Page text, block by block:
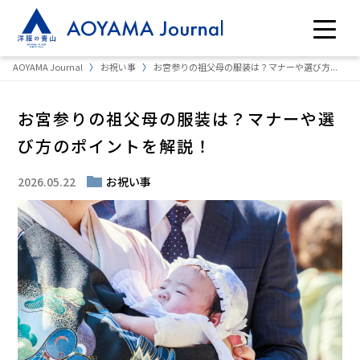
AOYAMA Journal お祝い事 お宮参りの祖父母の服装は？マナーや選び方...
お宮参りの祖父母の服装は？マナーや選
び方のポイントを解説！
2026.05.22 お祝い事